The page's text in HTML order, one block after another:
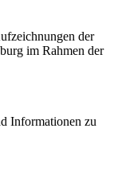
der
im Rahmen der
Informationen zu